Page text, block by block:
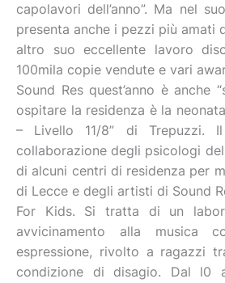
capolavori dell’anno”. Ma nel
presenta anche i pezzi più amati
altro suo eccellente lavoro
100mila copie vendute e vari
Sound Res quest’anno è anche
ospitare la residenza è la
– Livello 11/8” di Trepuzzi.
collaborazione degli psicologi
di alcuni centri di residenza per
di Lecce e degli artisti di Sound
For Kids. Si tratta di un
avvicinamento alla musica
espressione, rivolto a ragazzi
condizione di disagio. Dal l0